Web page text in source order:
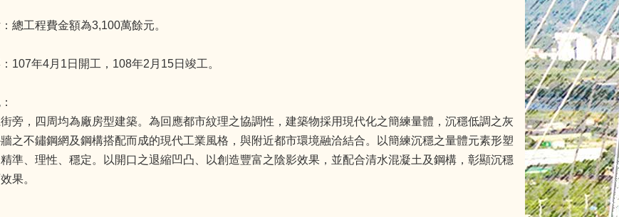
總工程費金額為3,100萬餘元。
107年4月1日開工，108年2月15日竣工。
旁，四周均為廠房型建築。為回應都市紋理之協調性，建築物採用現代化之簡練量體，沉穩低調之灰
之不鏽鋼網及鋼構搭配而成的現代工業風格，與附近都市環境融洽結合。以簡練沉穩之量體元素形塑
準、理性、穩定。以開口之退縮凹凸、以創造豐富之陰影效果，並配合清水混凝土及鋼構，彰顯沉穩
果。